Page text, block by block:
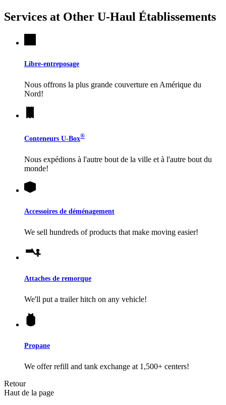
Services at Other U-Haul Établissements
Libre-entreposage
Nous offrons la plus grande couverture en Amérique du
Nord!
Conteneurs U-Box®
Nous expédions à l'autre bout de la ville et à l'autre bout du
monde!
Accessoires de déménagement
We sell hundreds of products that make moving easier!
Attaches de remorque
We'll put a trailer hitch on any vehicle!
Propane
We offer refill and tank exchange at 1,500+ centers!
Retour
Haut de la page